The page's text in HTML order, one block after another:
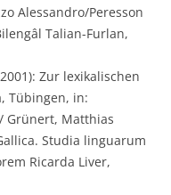
Alessandro/Peresson
Talian-Furlan,
Zur lexikalischen
Tübingen, in:
Grünert, Matthias
Studia linguarum
Ricarda Liver,